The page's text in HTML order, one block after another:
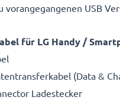
USB
für LG Handy /
(Data &
Ladestecker